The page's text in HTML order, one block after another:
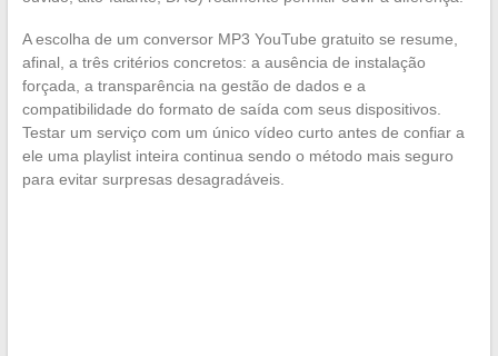
A escolha de um conversor MP3 YouTube gratuito se resume,
afinal, a três critérios concretos: a ausência de instalação
forçada, a transparência na gestão de dados e a
compatibilidade do formato de saída com seus dispositivos.
Testar um serviço com um único vídeo curto antes de confiar a
ele uma playlist inteira continua sendo o método mais seguro
para evitar surpresas desagradáveis.